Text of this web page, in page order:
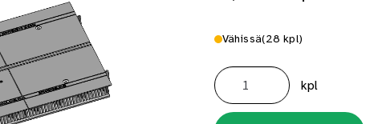
Vähissä(28 kpl)
Icopal
harjatuuletin
580x325x30mm
määrä
kpl